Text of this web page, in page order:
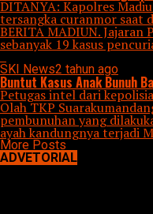
DITANYA: Kapolres
tersangka curanmor saat
BERITA MADIUN. Jajaran
sebanyak 19 kasus
SKI News2 tahun ago
Buntut Kasus Anak Bunuh
Petugas intel dari
Olah TKP
pembunuhan yang
ayah kandungnya terjadi
More Posts
ADVETORIAL